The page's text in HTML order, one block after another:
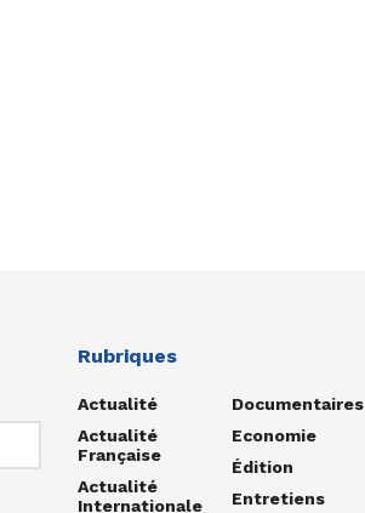
Rubriques
Actualité
Actualité
Française
Actualité
Internationale
Documentaires
Economie
Édition
Entretiens